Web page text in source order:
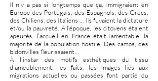
Il n’y a pas si longtemps que ça, immigraient en
Europe des Portugais, des Espagnols, des Grecs,
des Chiliens, des Italiens ... Ils fuyaient la dictature
et/ou la pauvreté. À l’époque, les citoyens étaient
apeurés, l’accueil en France était lamentable, la
majorité de la population hostile. Des camps, des
bidonvilles fleurissaient...
À l’instar des motifs esthétiques du tissu
d’ameublement, les faits, les images liés aux
migrations actuelles ou passées font partie du